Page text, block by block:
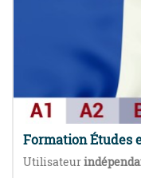
Formation Études
Utilisateur